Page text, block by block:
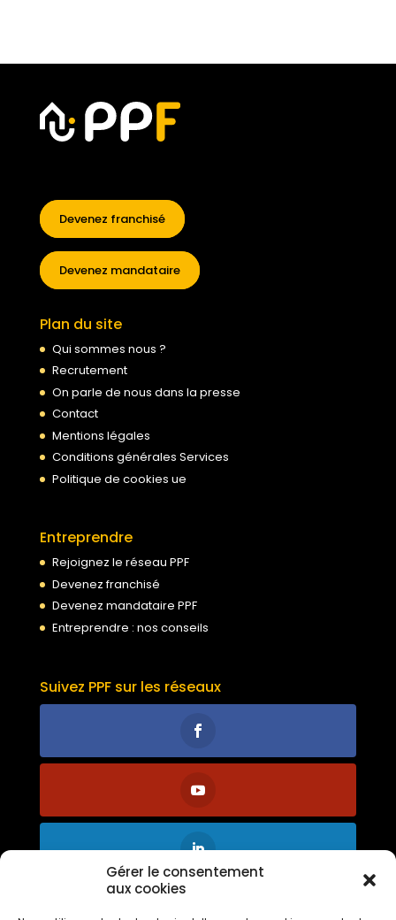
Gérer le consentement
aux cookies
Devenez franchisé
Devenez mandataire
Plan du site
Qui sommes nous ?
Recrutement
On parle de nous dans la presse
Contact
Mentions légales
Conditions générales Services
Politique de cookies ue
Entreprendre
Rejoignez le réseau PPF
Devenez franchisé
Devenez mandataire PPF
Entreprendre : nos conseils
Suivez PPF sur les réseaux